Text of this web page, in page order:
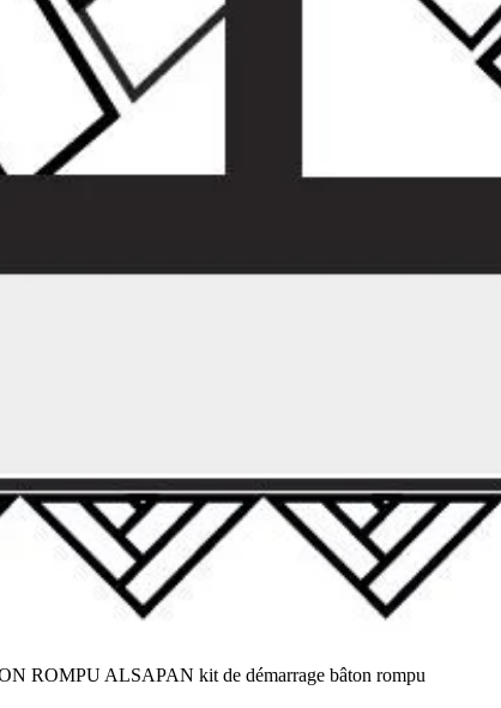
ROMPU ALSAPAN kit de démarrage bâton rompu